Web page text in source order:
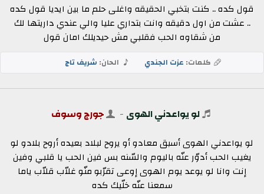
قول كده .. كنت بتخبي الحقيقه واغلى حلم ما بين ايديا قول كده
.. عشت من اول دقيقه وانت بتداري عليا والي عندي داريتها لك
من شقاوه الحب فقلبي مش حيديلك امان قول
كلمات: عزت الجندي الحان: شريف تاج
لو يواعدني الهوى - جورج وسوف
لو يواعدني الهوى أسبق معادو أو يروح لبلاد بعيده أروح بلادو لو
يغيب الحب أدوّر عنّه باليوم والسّنه بس فين الحب يا قلبي وفين
إنت وانا لو يوعد يوم الهوى إوعى تقرّبو منّو غلاّب قلاّب ياما
سمعنا عنّه خلّيك كده